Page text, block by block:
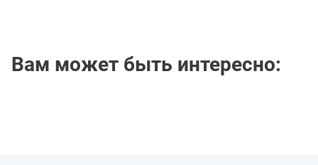
Вам может быть интересно: